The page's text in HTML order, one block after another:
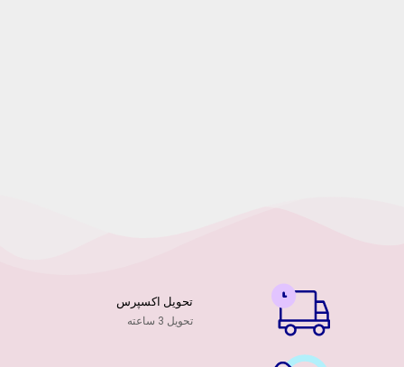
تحویل اکسپرس
تحویل 3 ساعته